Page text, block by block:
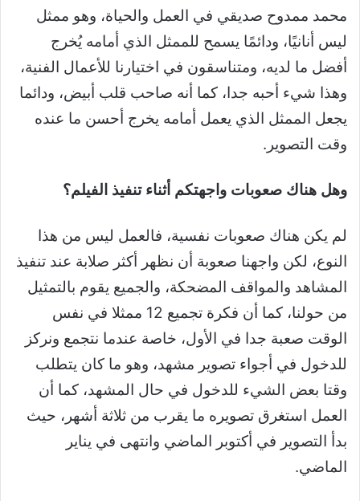
محمد ممدوح صديقي في العمل والحياة، وهو ممثل
ليس أنانيًا، ودائمًا يسمح للممثل الذي أمامه يُخرج
أفضل ما لديه، ومتناسقون في اختيارنا للأعمال الفنية،
وهذا شيء أحبه جدا، كما أنه صاحب قلب أبيض، ودائما
يجعل الممثل الذي يعمل أمامه يخرج أحسن ما عنده
وقت التصوير.
وهل هناك صعوبات واجهتكم أثناء تنفيذ الفيلم؟
لم يكن هناك صعوبات نفسية، فالعمل ليس من هذا
النوع، لكن واجهنا صعوبة أن نظهر أكثر صلابة عند تنفيذ
المشاهد والمواقف المضحكة، والجميع يقوم بالتمثيل
من حولنا، كما أن فكرة تجميع 12 ممثلا في نفس
الوقت صعبة جدا في الأول، خاصة عندما نتجمع ونركز
للدخول في أجواء تصوير مشهد، وهو ما كان يتطلب
وقتا بعض الشيء للدخول في حال المشهد، كما أن
العمل استغرق تصويره ما يقرب من ثلاثة أشهر، حيث
بدأ التصوير في أكتوبر الماضي وانتهى في يناير
الماضي.